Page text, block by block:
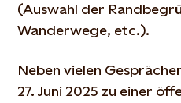
(Auswahl der
Wanderwege, etc.).
Neben vielen
27. Juni 2025 zu einer